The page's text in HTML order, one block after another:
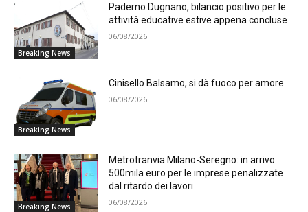
Breaking News
Paderno Dugnano, bilancio positivo per le
attività educative estive appena concluse
06/08/2026
Breaking News
Cinisello Balsamo, si dà fuoco per amore
06/08/2026
Breaking News
Metrotranvia Milano-Seregno: in arrivo
500mila euro per le imprese penalizzate
dal ritardo dei lavori
06/08/2026